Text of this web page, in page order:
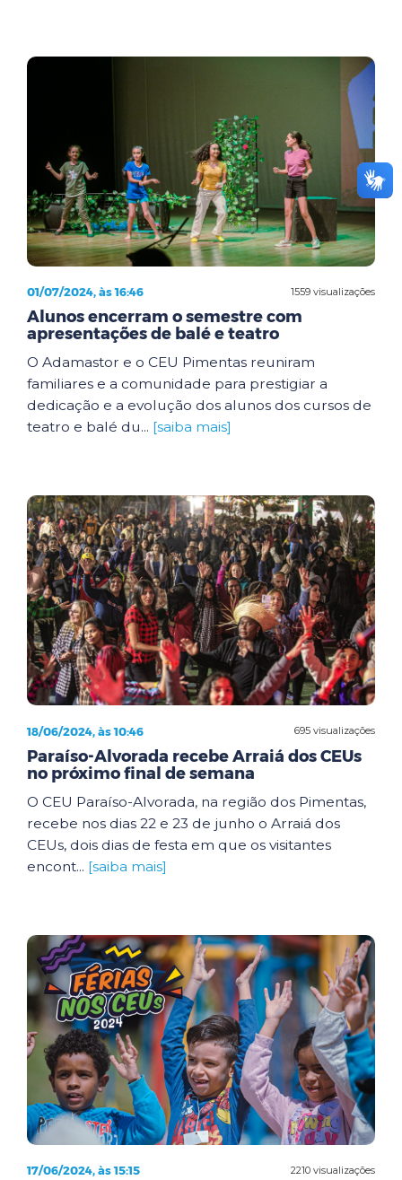
1559 visualizações
01/07/2024, às 16:46
Alunos encerram o semestre com
apresentações de balé e teatro
O Adamastor e o CEU Pimentas reuniram
familiares e a comunidade para prestigiar a
dedicação e a evolução dos alunos dos cursos de
teatro e balé du... [saiba mais]
695 visualizações
18/06/2024, às 10:46
Paraíso-Alvorada recebe Arraiá dos CEUs
no próximo final de semana
O CEU Paraíso-Alvorada, na região dos Pimentas,
recebe nos dias 22 e 23 de junho o Arraiá dos
CEUs, dois dias de festa em que os visitantes
encont... [saiba mais]
2210 visualizações
17/06/2024, às 15:15